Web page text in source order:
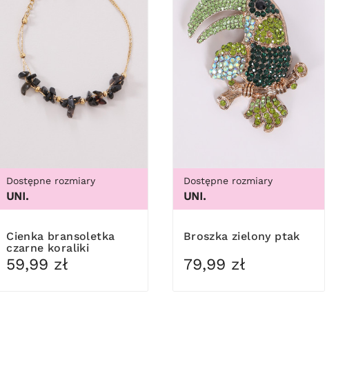
Dostępne rozmiary
UNI.
Cienka bransoletka
czarne koraliki
59,99 zł
Dostępne rozmiary
UNI.
Broszka zielony ptak
79,99 zł